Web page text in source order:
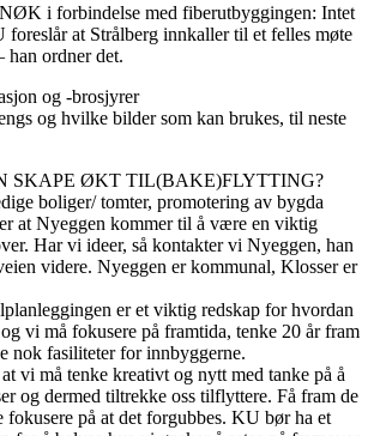
i forbindelse med fiberutbyggingen: Intet
foreslår at Strålberg innkaller til et felles møte
han ordner det.
og -brosjyrer
og hvilke bilder som kan brukes, til neste
SKAPE ØKT TIL(BAKE)FLYTTING?
boliger/ tomter, promotering av bygda
at Nyeggen kommer til å være en viktig
Har vi ideer, så kontakter vi Nyeggen, han
videre. Nyeggen er kommunal, Klosser er
er et viktig redskap for hvordan
vi må fokusere på framtida, tenke 20 år fram
nok fasiliteter for innbyggerne.
vi må tenke kreativt og nytt med tanke på å
og dermed tiltrekke oss tilflyttere. Få fram de
fokusere på at det forgubbes. KU bør ha et